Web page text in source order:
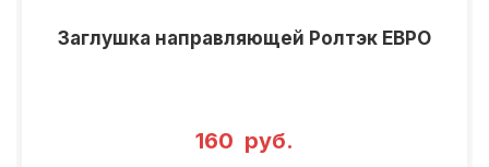
Заглушка направляющей Ролтэк ЕВРО
160 руб.